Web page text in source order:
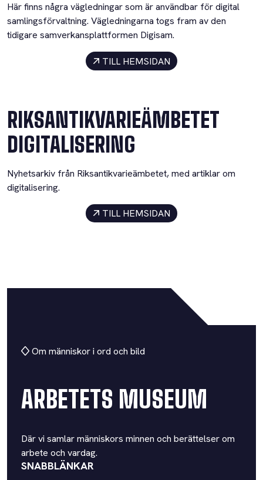
Här finns några vägledningar som är användbar för digital
samlingsförvaltning. Vägledningarna togs fram av den
tidigare samverkansplattformen Digisam.
TILL HEMSIDAN
RIKSANTIKVARIEÄMBETET
DIGITALISERING
Nyhetsarkiv från Riksantikvarieämbetet, med artiklar om
digitalisering.
TILL HEMSIDAN
Om människor i ord och bild
ARBETETS MUSEUM
Där vi samlar människors minnen och berättelser om
arbete och vardag.
SNABBLÄNKAR